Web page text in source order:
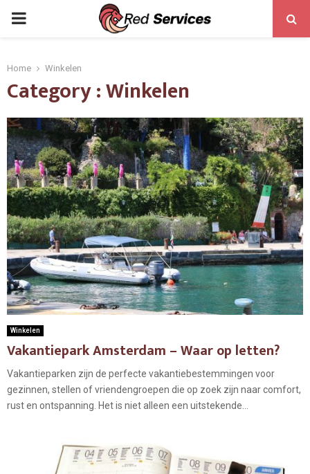
PRIMARY
Home Winkelen
Category : Winkelen
Winkelen
Vakantiepark Amsterdam – Waar op letten?
Vakantieparken zijn de perfecte vakantiebestemmingen voor
gezinnen, stellen of vriendengroepen die op zoek zijn naar comfort,
rust en ontspanning. Het is niet alleen een uitstekende...